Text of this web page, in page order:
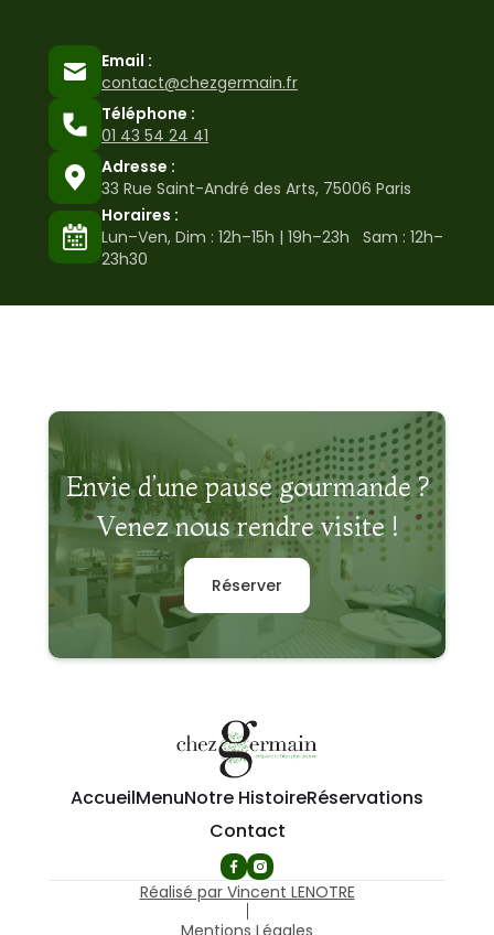
Email :
contact@chezgermain.fr
Téléphone :
01 43 54 24 41
Adresse :
33 Rue Saint-André des Arts, 75006 Paris
Horaires :
Lun–Ven, Dim : 12h–15h | 19h–23h Sam : 12h–
23h30
Envie d’une pause gourmande ?
Venez nous rendre visite !
Réserver
AccueilMenuNotre HistoireRéservations
Contact
Réalisé par Vincent LENOTRE
Mentions Légales